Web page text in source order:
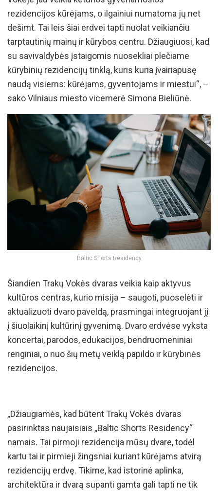
rezidencijos kūrėjams, o ilgainiui numatoma jų net
dešimt. Tai leis šiai erdvei tapti nuolat veikiančiu
tarptautinių mainų ir kūrybos centru. Džiaugiuosi, kad
su savivaldybės įstaigomis nuosekliai plečiame
kūrybinių rezidencijų tinklą, kuris kuria įvairiapusę
naudą visiems: kūrėjams, gyventojams ir miestui“, –
sako Vilniaus miesto vicemerė Simona Bieliūnė.
Baltic Shorts Residency
Šiandien Trakų Vokės dvaras veikia kaip aktyvus
kultūros centras, kurio misija – saugoti, puoselėti ir
aktualizuoti dvaro paveldą, prasmingai integruojant jį
į šiuolaikinį kultūrinį gyvenimą. Dvaro erdvėse vyksta
koncertai, parodos, edukacijos, bendruomeniniai
renginiai, o nuo šių metų veiklą papildo ir kūrybinės
rezidencijos.
„Džiaugiamės, kad būtent Trakų Vokės dvaras
pasirinktas naujaisiais „Baltic Shorts Residency“
namais. Tai pirmoji rezidencija mūsų dvare, todėl
kartu tai ir pirmieji žingsniai kuriant kūrėjams atvirą
rezidencijų erdvę. Tikime, kad istorinė aplinka,
architektūra ir dvarą supanti gamta gali tapti ne tik